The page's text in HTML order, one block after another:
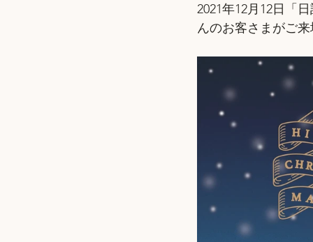
2021年12月12日「
んのお客さまがご